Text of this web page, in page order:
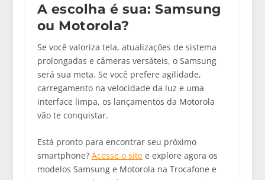
A escolha é sua: Samsung
ou Motorola?
Se você valoriza tela, atualizações de sistema
prolongadas e câmeras versáteis, o Samsung
será sua meta. Se você prefere agilidade,
carregamento na velocidade da luz e uma
interface limpa, os lançamentos da Motorola
vão te conquistar.
Está pronto para encontrar seu próximo
smartphone? Acesse o sitee explore agora os
modelos Samsung e Motorola na Trocafone e